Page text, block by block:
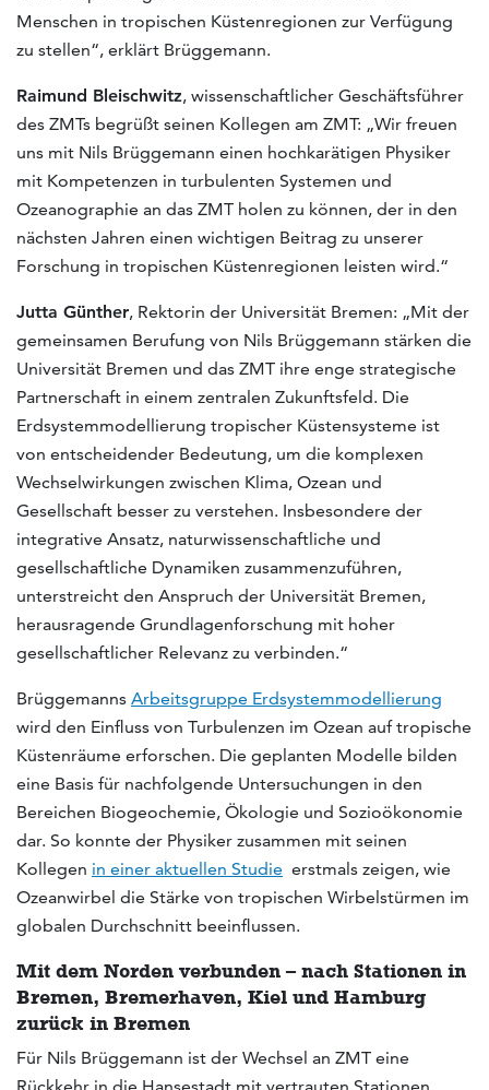
Menschen in tropischen Küstenregionen zur Verfügung
zu stellen“, erklärt Brüggemann.
Raimund Bleischwitz, wissenschaftlicher Geschäftsführer
des ZMTs begrüßt seinen Kollegen am ZMT: „Wir freuen
uns mit Nils Brüggemann einen hochkarätigen Physiker
mit Kompetenzen in turbulenten Systemen und
Ozeanographie an das ZMT holen zu können, der in den
nächsten Jahren einen wichtigen Beitrag zu unserer
Forschung in tropischen Küstenregionen leisten wird.“
Jutta Günther, Rektorin der Universität Bremen: „Mit der
gemeinsamen Berufung von Nils Brüggemann stärken die
Universität Bremen und das ZMT ihre enge strategische
Partnerschaft in einem zentralen Zukunftsfeld. Die
Erdsystemmodellierung tropischer Küstensysteme ist
von entscheidender Bedeutung, um die komplexen
Wechselwirkungen zwischen Klima, Ozean und
Gesellschaft besser zu verstehen. Insbesondere der
integrative Ansatz, naturwissenschaftliche und
gesellschaftliche Dynamiken zusammenzuführen,
unterstreicht den Anspruch der Universität Bremen,
herausragende Grundlagenforschung mit hoher
gesellschaftlicher Relevanz zu verbinden.“
Brüggemanns Arbeitsgruppe Erdsystemmodellierung
wird den Einfluss von Turbulenzen im Ozean auf tropische
Küstenräume erforschen. Die geplanten Modelle bilden
eine Basis für nachfolgende Untersuchungen in den
Bereichen Biogeochemie, Ökologie und Sozioökonomie
dar. So konnte der Physiker zusammen mit seinen
Kollegen in einer aktuellen Studie erstmals zeigen, wie
Ozeanwirbel die Stärke von tropischen Wirbelstürmen im
globalen Durchschnitt beeinflussen.
Mit dem Norden verbunden – nach Stationen in
Bremen, Bremerhaven, Kiel und Hamburg
zurück in Bremen
Für Nils Brüggemann ist der Wechsel an ZMT eine